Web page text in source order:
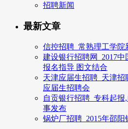
招聘新闻
最新文章
信控招聘_常熟理工学院
建设银行招聘网_2017
报名指导 图文结合
天津应届生招聘_天津
应届生招聘会
自贡银行招聘_专科起
事发布
锅炉厂招聘_2015年邵